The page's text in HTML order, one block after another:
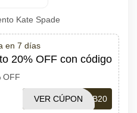
Kate Spade
en 7 días
20% OFF con código
OFF
NEWHB20
VER CÚPON